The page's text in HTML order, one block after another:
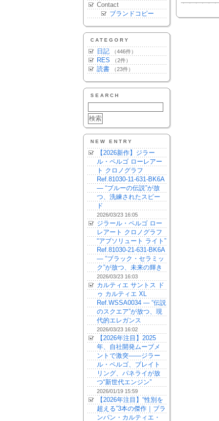
Contact
ブランドコピー
CATEGORY
日記 （446件）
RES （2件）
読書 （23件）
SEARCH
NEW ENTRY
【2026新作】ジラー
ル・ペルゴ ローレアー
ト クロノグラフ
Ref.81030-11-631-BK6A
— “ブルーの伝説”が放
つ、洗練されたスピー
ド
2026/03/23 16:05
ジラール・ペルゴ ロー
レアート クロノグラフ
“アブソリュート ライト”
Ref.81030-21-631-BK6A
— “ブラック・セラミッ
ク”が放つ、未来の輝き
2026/03/23 16:03
カルティエ サントス ド
ゥ カルティエ XL
Ref.WSSA0034 — “伝説
のスクエア”が放つ、現
代的エレガンス
2026/03/23 16:02
【2026年注目】2025
年、自社開発ムーブメ
ントで激突——ジラー
ル・ペルゴ、ブレイト
リング、パネライが放
つ“新世代エンジン”
2026/01/19 15:59
【2026年注目】“性別を
超える”3本の傑作｜ブラ
ンパン・カルティエ・